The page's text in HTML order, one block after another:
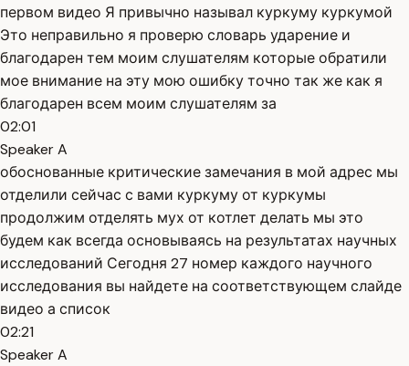
первом видео Я привычно называл куркуму куркумой
Это неправильно я проверю словарь ударение и
благодарен тем моим слушателям которые обратили
мое внимание на эту мою ошибку точно так же как я
благодарен всем моим слушателям за
02:01
Speaker A
обоснованные критические замечания в мой адрес мы
отделили сейчас с вами куркуму от куркумы
продолжим отделять мух от котлет делать мы это
будем как всегда основываясь на результатах научных
исследований Сегодня 27 номер каждого научного
исследования вы найдете на соответствующем слайде
видео а список
02:21
Speaker A